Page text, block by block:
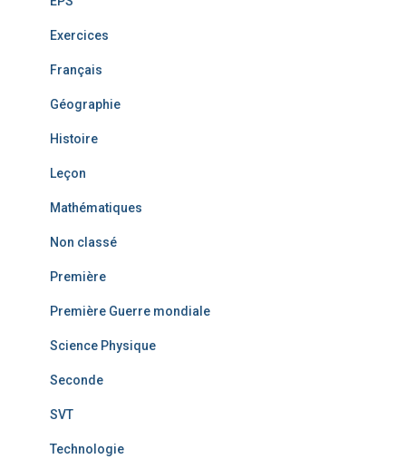
Exercices
Français
Géographie
Histoire
Leçon
Mathématiques
Non classé
Première
Première Guerre mondiale
Science Physique
Seconde
SVT
Technologie